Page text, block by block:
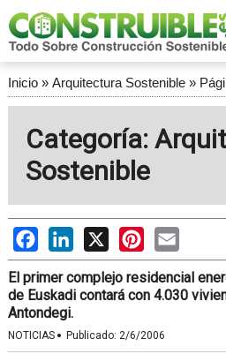
Inicio» Arquitectura Sostenible»
Categoría:
Sostenible
FacebookLinkedIn
X PinterestEmail
El primer complejo residencial
de Euskadi contará con 4.030
Antondegi.
NOTICIAS · Publicado: 2/6/2006